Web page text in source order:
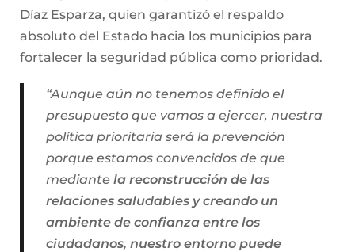
Díaz Esparza, quien garantizó el respaldo
absoluto del Estado hacia los municipios para
fortalecer la seguridad pública como prioridad.
“Aunque aún no tenemos definido el
presupuesto que vamos a ejercer, nuestra
política prioritaria será la prevención
porque estamos convencidos de que
mediante la reconstrucción de las
relaciones saludables y creando un
ambiente de confianza entre los
ciudadanos, nuestro entorno puede